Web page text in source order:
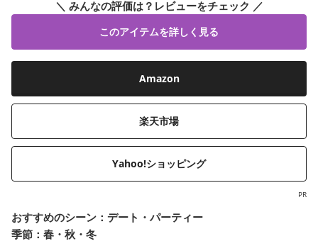
＼ みんなの評価は？レビューをチェック ／
このアイテムを詳しく見る
Amazon
楽天市場
Yahoo!ショッピング
PR
おすすめのシーン：デート・パーティー
季節：春・秋・冬